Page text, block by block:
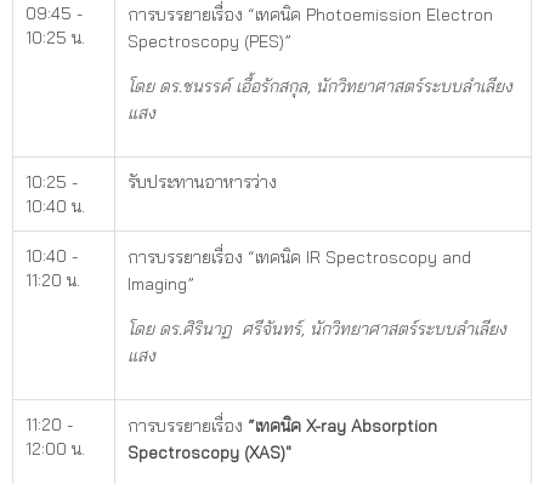
09:45 -
10:25 น.
การบรรยายเรื่อง “เทคนิค Photoemission Electron
Spectroscopy (PES)”
โดย ดร.ชนรรค์ เอื้อรักสกุล, นักวิทยาศาสตร์ระบบลำเลียง
แสง
10:25 -
10:40 น.
รับประทานอาหารว่าง
10:40 -
11:20 น.
การบรรยายเรื่อง “เทคนิค IR Spectroscopy and
Imaging”
โดย ดร.ศิรินาฏ ศรีจันทร์, นักวิทยาศาสตร์ระบบลำเลียง
แสง
11:20 -
12:00 น.
การบรรยายเรื่อง “เทคนิค X-ray Absorption
Spectroscopy (XAS)"